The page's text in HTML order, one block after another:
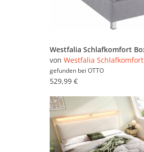
von Westfalia Schlafkomfort
gefunden bei OTTO
529,99 €